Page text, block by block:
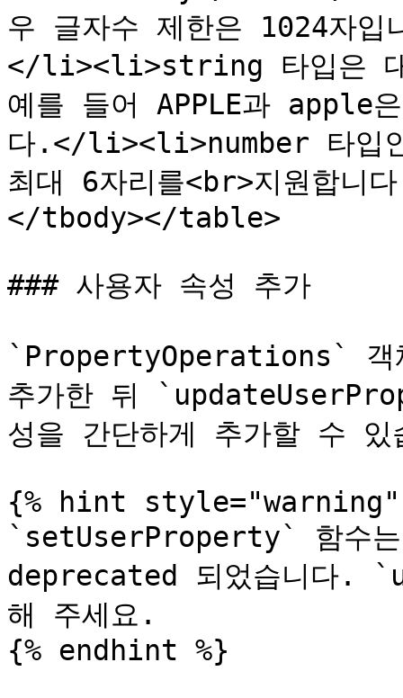
우 글자수 제한은 1024자
</li><li>string 타입은 대
예를 들어 APPLE과 apple
다.</li><li>number 타입
최대 6자리를<br>지원합
</tbody></table>
### 사용자 속성 추가
`PropertyOperations` 객
추가한 뒤
성을 간단하게 추가할 수 있
{% hint style="warning"
`setUserProperty` 함수
deprecated 되었습니다.
해 주세요.
{% endhint %}